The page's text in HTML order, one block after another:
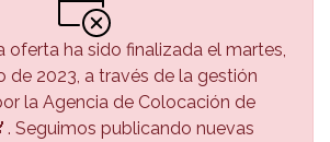
oferta ha sido finalizada el martes,
de 2023, a través de la gestión
la Agencia de Colocación de
Seguimos publicando nuevas